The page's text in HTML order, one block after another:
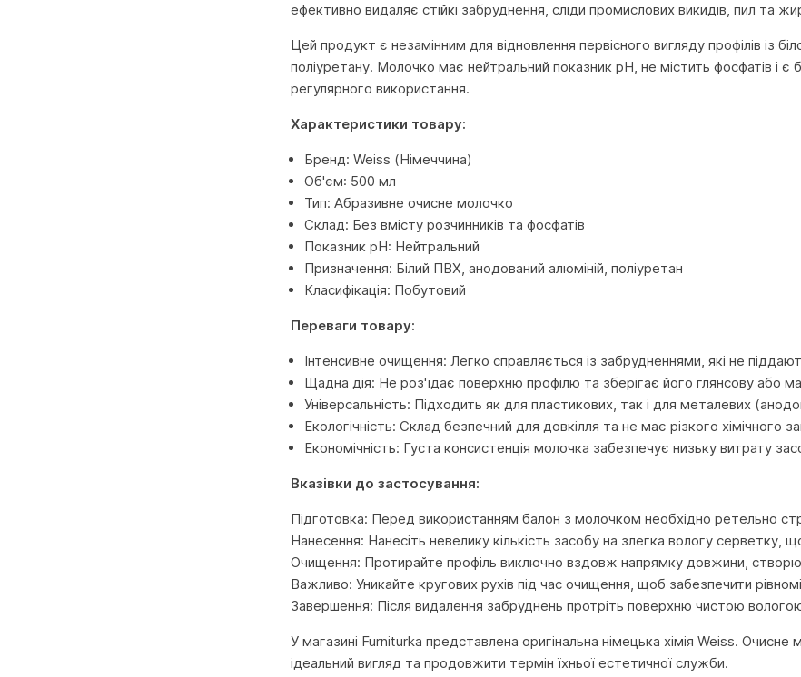
ефективно видаляє стійкі забруднення, сліди промислових викидів, пил та
Цей продукт є незамінним для відновлення первісного вигляду профілів із
поліуретану. Молочко має нейтральний показник pH, не містить фосфатів і
регулярного використання.
Характеристики товару:
Бренд: Weiss (Німеччина)
Об'єм: 500 мл
Тип: Абразивне очисне молочко
Склад: Без вмісту розчинників та фосфатів
Показник pH: Нейтральний
Призначення: Білий ПВХ, анодований алюміній, поліуретан
Класифікація: Побутовий
Переваги товару:
Інтенсивне очищення: Легко справляється із забрудненнями, які не
Щадна дія: Не роз'їдає поверхню профілю та зберігає його глянсову або
Універсальність: Підходить як для пластикових, так і для металевих
Екологічність: Склад безпечний для довкілля та не має різкого хімічного
Економічність: Густа консистенція молочка забезпечує низьку витрату
Вказівки до застосування:
Підготовка: Перед використанням балон з молочком необхідно ретельно
Нанесення: Нанесіть невелику кількість засобу на злегка вологу серветку,
Очищення: Протирайте профіль виключно вздовж напрямку довжини,
Важливо: Уникайте кругових рухів під час очищення, щоб забезпечити
Завершення: Після видалення забруднень протріть поверхню чистою
У магазині Furniturka представлена оригінальна німецька хімія Weiss.
ідеальний вигляд та продовжити термін їхньої естетичної служби.